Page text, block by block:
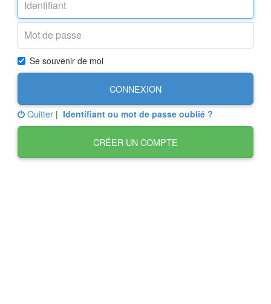
Se souvenir de moi
CONNEXION
Quitter | Identifiant ou mot de passe oublié ?
CRÉER UN COMPTE